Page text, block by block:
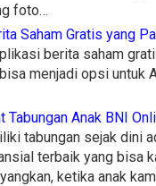
foto…
Saham Gratis yang
berita saham
menjadi opsi untuk
Tabungan Anak BNI
tabungan sejak dini
terbaik yang bisa
ketika anak